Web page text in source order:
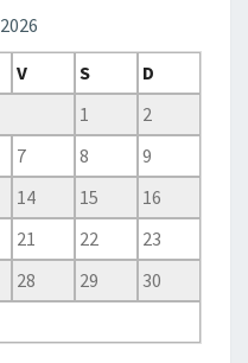
V S
D
1
2
7 8
9
14 15
16
21 22
23
28 29
30